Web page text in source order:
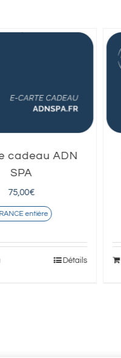
cadeau ADN
SPA
75,00€
entière
Détails